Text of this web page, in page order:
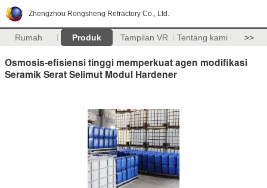
Zhengzhou Rongsheng Refractory Co., Ltd.
Rumah Produk Tampilan VR Tentang kami >>
Osmosis-efisiensi tinggi memperkuat agen modifikasi
Seramik Serat Selimut Modul Hardener